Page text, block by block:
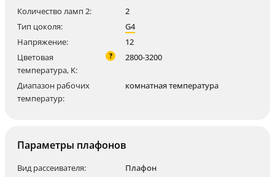
Количество ламп 2:
2
Тип цоколя:
G4
Напряжение:
12
Цветовая
температура, K:
? 2800-3200
Диапазон рабочих
температур:
комнатная температура
Параметры плафонов
Вид рассеивателя:
Плафон